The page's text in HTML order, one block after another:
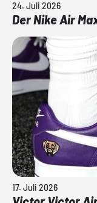
24. Juli 2026
Der Nike Air
17. Juli 2026